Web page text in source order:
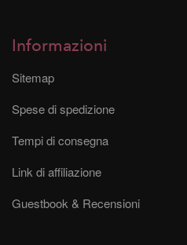
Informazioni
Sitemap
Spese di spedizione
Tempi di consegna
Link di affiliazione
Guestbook & Recensioni